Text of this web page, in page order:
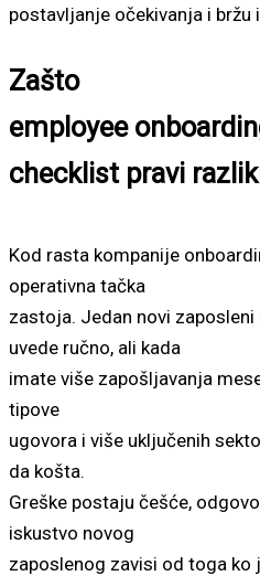
postavljanje očekivanja i bržu
Zašto
employee
checklist pravi
Kod rasta kompanije
operativna tačka
zastoja. Jedan novi
uvede ručno, ali kada
imate više zapošljavanja
tipove
ugovora i više uključenih
da košta.
Greške postaju češće,
iskustvo novog
zaposlenog zavisi od toga ko